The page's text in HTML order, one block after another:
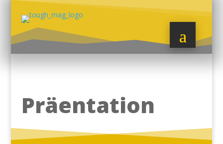
Präentation